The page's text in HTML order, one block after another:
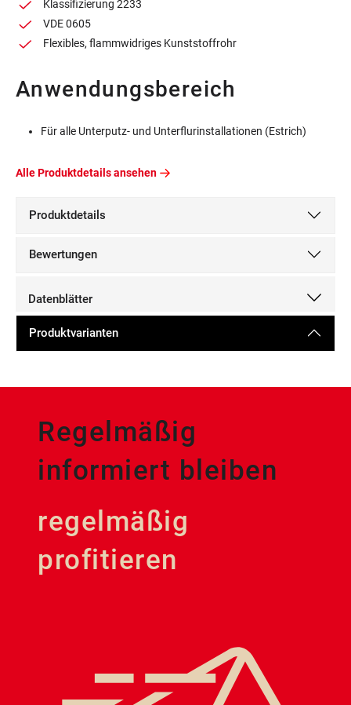
Klassifizierung 2233
VDE 0605
Flexibles, flammwidriges Kunststoffrohr
Anwendungsbereich
Für alle Unterputz- und Unterflurinstallationen (Estrich)
Alle Produktdetails ansehen
Produktdetails
Bewertungen
Datenblätter
Produktvarianten
Regelmäßig
informiert bleiben
regelmäßig
profitieren